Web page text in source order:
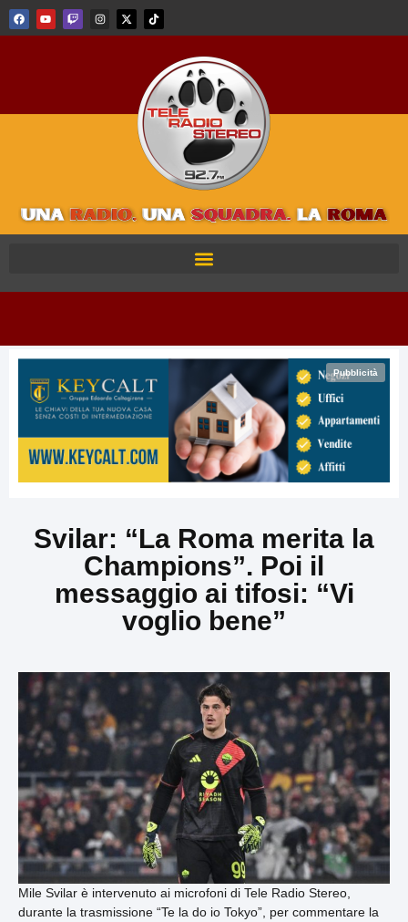
Pubblicità
Svilar: “La Roma merita la
Champions”. Poi il
messaggio ai tifosi: “Vi
voglio bene”
Mile Svilar è intervenuto ai microfoni di Tele Radio Stereo,
durante la trasmissione “Te la do io Tokyo”, per commentare la